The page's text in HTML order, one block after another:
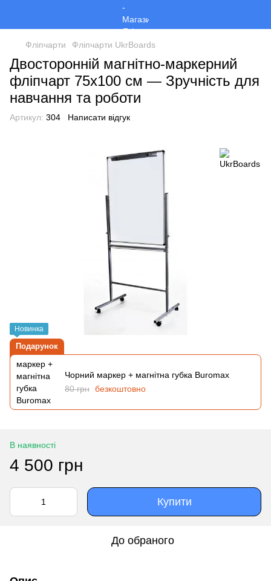
Фліпчарти Фліпчарти UkrBoards
Двосторонній магнітно-маркерний
фліпчарт 75х100 см — Зручність для
навчання та роботи
Артикул: 304 Написати відгук
Новинка
Подарунок
Чорний маркер + магнітна губка Buromax
80 грн безкоштовно
В наявності
4 500 грн
Купити
До обраного